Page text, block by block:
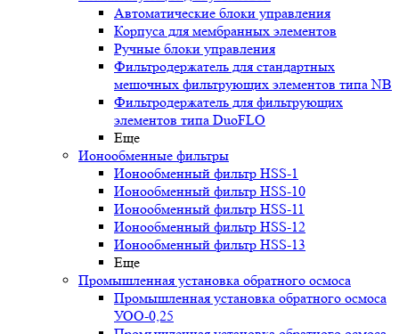
Автоматические блоки управления
Корпуса для мембранных элементов
Ручные блоки управления
Фильтродержатель для стандартных
мешочных фильтрующих элементов типа NB
Фильтродержатель для фильтрующих
элементов типа DuoFLO
Еще
Ионообменные фильтры
Ионообменный фильтр HSS-1
Ионообменный фильтр HSS-10
Ионообменный фильтр HSS-11
Ионообменный фильтр HSS-12
Ионообменный фильтр HSS-13
Еще
Промышленная установка обратного осмоса
Промышленная установка обратного осмоса
УОО-0,25